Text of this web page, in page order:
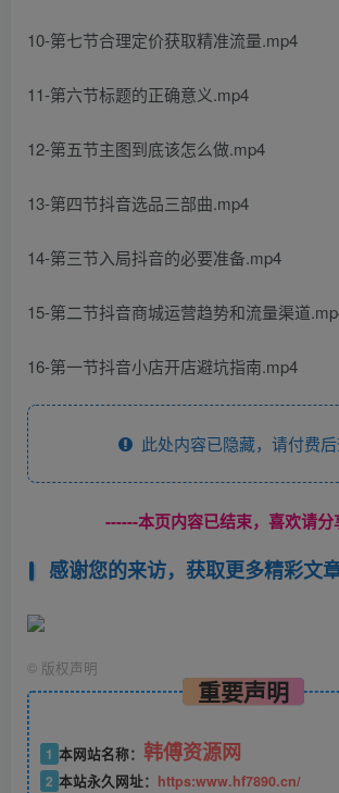
10-第七节合理定价获取精准流量.mp4
11-第六节标题的正确意义.mp4
12-第五节主图到底该怎么做.mp4
13-第四节抖音选品三部曲.mp4
14-第三节入局抖音的必要准备.mp4
15-第二节抖音商城运营趋势和流量渠道
16-第一节抖音小店开店避坑指南.mp4
此处内容已隐藏，请付费后
------本页内容已结束，喜欢请分
感谢您的来访，获取更多精彩文
© 版权声明
重要声明
1 本网站名称： 韩傅资源网
2 本站永久网址： https:www.hf7890.cn/